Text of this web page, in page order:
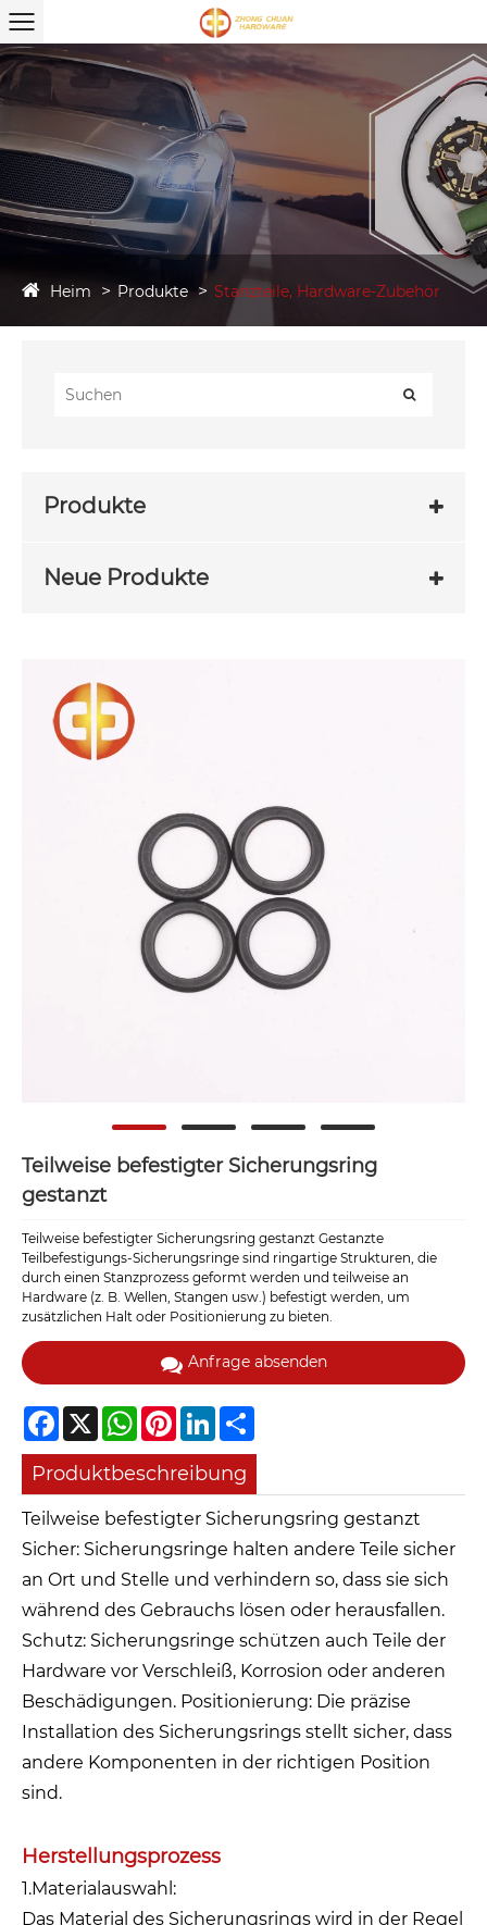
Heim Produkte Stanzteile, Hardware-Zubehör
Produkte
Neue Produkte
Teilweise befestigter Sicherungsring
gestanzt
Teilweise befestigter Sicherungsring gestanzt Gestanzte
Teilbefestigungs-Sicherungsringe sind ringartige Strukturen, die
durch einen Stanzprozess geformt werden und teilweise an
Hardware (z. B. Wellen, Stangen usw.) befestigt werden, um
zusätzlichen Halt oder Positionierung zu bieten.
Anfrage absenden
Facebook
X WhatsAppPinterestLinkedIn
Produktbeschreibung
Teilweise befestigter Sicherungsring gestanzt
Sicher: Sicherungsringe halten andere Teile sicher
an Ort und Stelle und verhindern so, dass sie sich
während des Gebrauchs lösen oder herausfallen.
Schutz: Sicherungsringe schützen auch Teile der
Hardware vor Verschleiß, Korrosion oder anderen
Beschädigungen. Positionierung: Die präzise
Installation des Sicherungsrings stellt sicher, dass
andere Komponenten in der richtigen Position
sind.
Herstellungsprozess
1.Materialauswahl:
Das Material des Sicherungsrings wird in der Regel